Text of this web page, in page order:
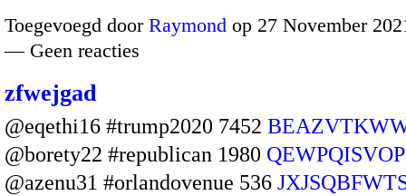
Toegevoegd door Raymond op 27 November
— Geen reacties
zfwejgad
@eqethi16 #trump2020 7452
@borety22 #republican 1980 QEWPQISVOP
@azenu31 #orlandovenue 536